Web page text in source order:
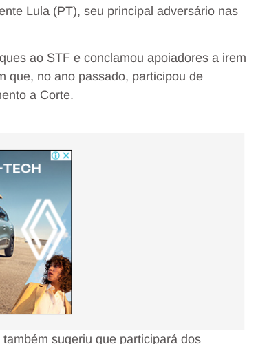
Lula (PT), seu principal adversário nas
ao STF e conclamou apoiadores a irem
que, no ano passado, participou de
a Corte.
sugeriu que participará dos